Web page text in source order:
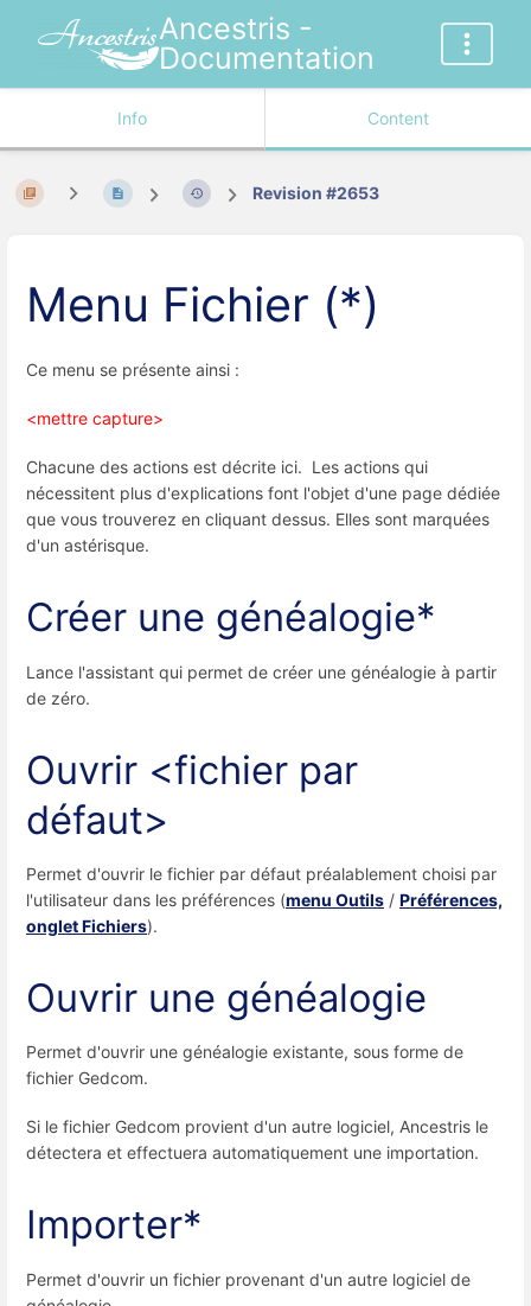
Ancestris -
Documentation
Info Content
Revision #2653
Menu Fichier (*)
Ce menu se présente ainsi :
<mettre capture>
Chacune des actions est décrite ici. Les actions qui
nécessitent plus d'explications font l'objet d'une page dédiée
que vous trouverez en cliquant dessus. Elles sont marquées
d'un astérisque.
Créer une généalogie*
Lance l'assistant qui permet de créer une généalogie à partir
de zéro.
Ouvrir <fichier par
défaut>
Permet d'ouvrir le fichier par défaut préalablement choisi par
l'utilisateur dans les préférences (menu Outils / Préférences,
onglet Fichiers).
Ouvrir une généalogie
Permet d'ouvrir une généalogie existante, sous forme de
fichier Gedcom.
Si le fichier Gedcom provient d'un autre logiciel, Ancestris le
détectera et effectuera automatiquement une importation.
Importer*
Permet d'ouvrir un fichier provenant d'un autre logiciel de